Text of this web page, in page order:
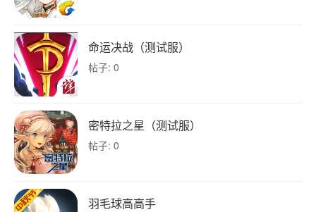
命运决战（测试服）
帖子: 0
密特拉之星（测试服）
帖子: 0
羽毛球高高手